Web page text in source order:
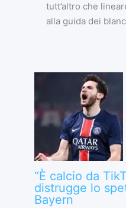
tutt’altro che
alla guida dei
“È calcio da
distrugge lo
Bayern